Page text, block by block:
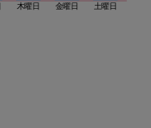
木曜日 金曜日 土曜日